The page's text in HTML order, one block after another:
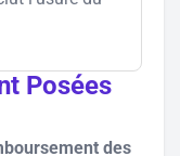
Posées
des